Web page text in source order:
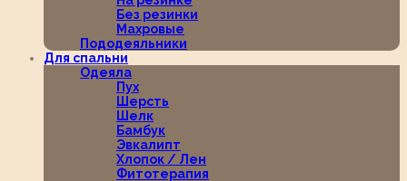
Без резинки
Махровые
Пододеяльники
Для спальни
Одеяла
Пух
Шерсть
Шелк
Бамбук
Эвкалипт
Хлопок / Лен
Фитотерапия